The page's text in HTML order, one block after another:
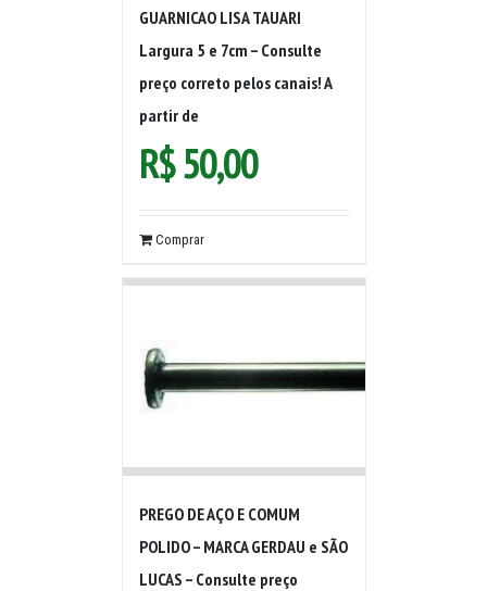
GUARNICAO LISA TAUARI
Largura 5 e 7cm – Consulte
preço correto pelos canais! A
partir de
R$50,00
Comprar
PREGO DE AÇO E COMUM
POLIDO – MARCA GERDAU e SÃO
LUCAS – Consulte preço